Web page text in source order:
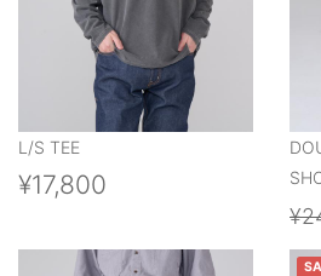
L/S TEE
¥17,800